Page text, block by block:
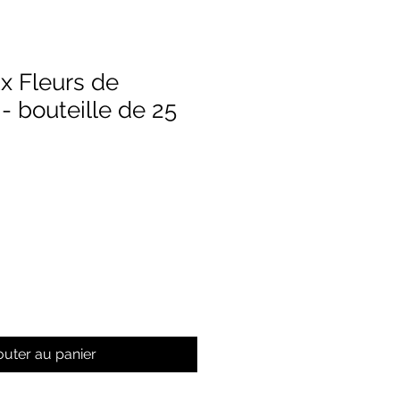
Fleurs de
bouteille de 25
au panier